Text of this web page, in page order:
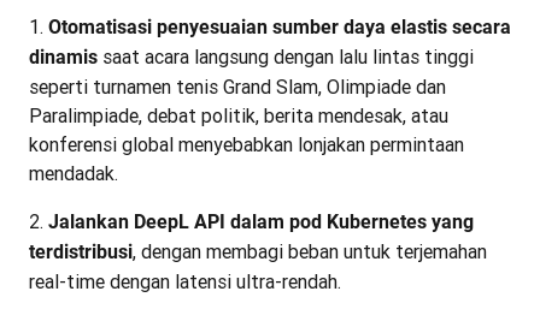
Otomatisasi penyesuaian sumber daya elastis secara
dinamis saat acara langsung dengan lalu lintas tinggi
seperti turnamen tenis Grand Slam, Olimpiade dan
Paralimpiade, debat politik, berita mendesak, atau
konferensi global menyebabkan lonjakan permintaan
mendadak.
Jalankan DeepL API dalam pod Kubernetes yang
terdistribusi, dengan membagi beban untuk terjemahan
real-time dengan latensi ultra-rendah.